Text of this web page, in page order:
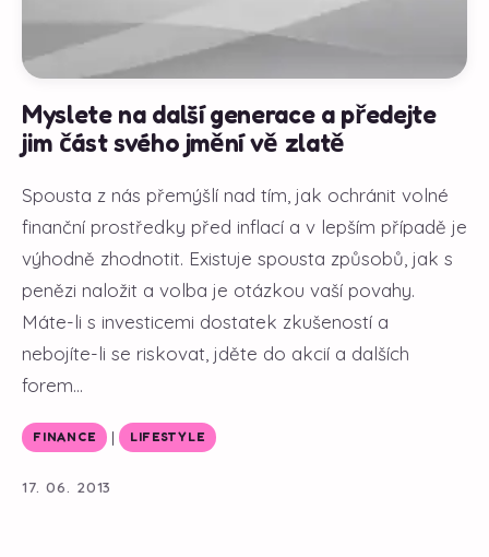
Myslete na další generace a předejte
jim část svého jmění vě zlatě
Spousta z nás přemýšlí nad tím, jak ochránit volné
finanční prostředky před inflací a v lepším případě je
výhodně zhodnotit. Existuje spousta způsobů, jak s
penězi naložit a volba je otázkou vaší povahy.
Máte-li s investicemi dostatek zkušeností a
nebojíte-li se riskovat, jděte do akcií a dalších
forem...
FINANCE | LIFESTYLE
17. 06. 2013